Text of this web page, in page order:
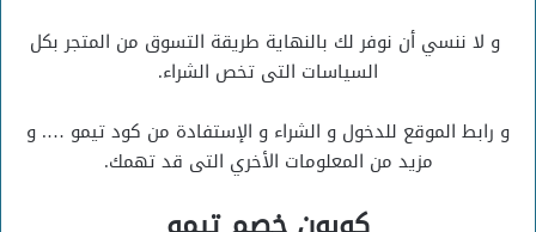
و لا ننسي أن نوفر لك بالنهاية طريقة التسوق من المتجر بكل
السياسات التى تخص الشراء.
و رابط الموقع للدخول و الشراء و الإستفادة من كود تيمو …. و
مزيد من المعلومات الأخري التى قد تهمك.